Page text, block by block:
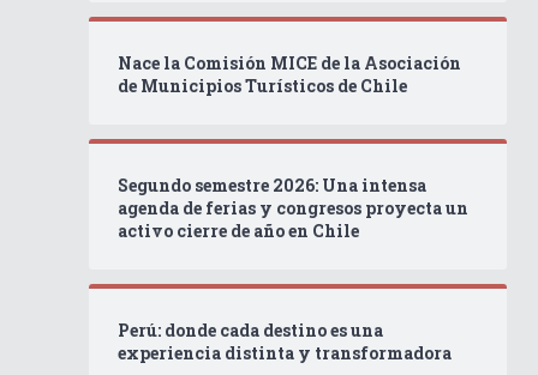
Nace la Comisión MICE de la Asociación
de Municipios Turísticos de Chile
Segundo semestre 2026: Una intensa
agenda de ferias y congresos proyecta un
activo cierre de año en Chile
Perú: donde cada destino es una
experiencia distinta y transformadora